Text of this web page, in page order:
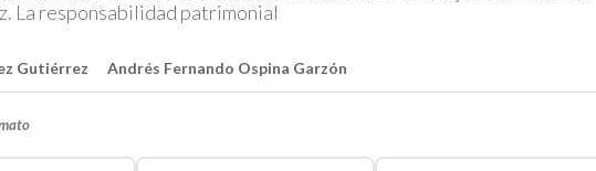
La responsabilidad patrimonial
Gutiérrez
Andrés Fernando Ospina Garzón